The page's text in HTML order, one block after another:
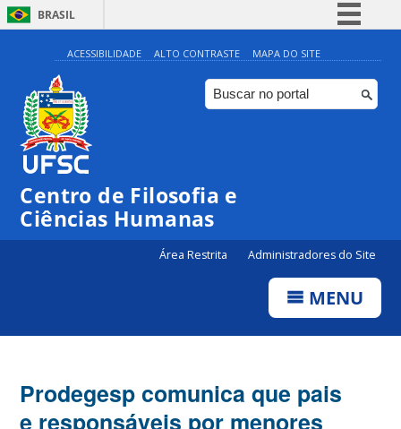
BRASIL
Simplifique!
Comunica BR
Participe
ACESSIBILIDADE ALTO CONTRASTE MAPA DO SITE
Centro de Filosofia e
Ciências Humanas
Área Restrita Administradores do Site
MENU
Prodegesp comunica que pais
e responsáveis por menores